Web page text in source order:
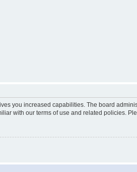
you increased capabilities. The board
with our terms of use and related policies.